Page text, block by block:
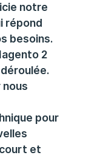
notre
répond
besoins.
2
nous
pour
et